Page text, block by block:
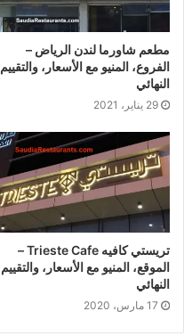
مطعم شاورما لندن الرياض –
الفروع، المنيو مع الأسعار، والتقييم
النهائي
29 يناير، 2021
تريستي كافيه Trieste Cafe –
الموقع، المنيو مع الأسعار، والتقييم
النهائي
17 مارس، 2020